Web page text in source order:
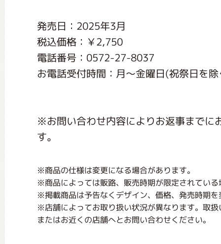
発売日：2025年3月
税込価格：￥2,750
電話番号：0572-27-8037
お電話受付時間：月〜金曜日(祝祭日を
※お問い合わせ内容によりお返事までに
す。
※商品の仕様は変更になる場合があります。
※商品によっては販路、販売時期が限定されてい
※掲載商品は予告なくデザイン、価格、発売時期
※店舗によってお取り扱い状況が異なります。取
またはお近くの店舗へとお問い合わせください。
くまのがっこう 家庭科部